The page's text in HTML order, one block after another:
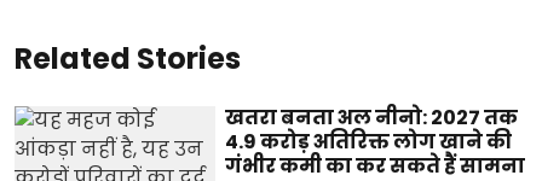
Related Stories
खतरा बनता अल नीनो: 2027 तक
4.9 करोड़ अतिरिक्त लोग खाने की
गंभीर कमी का कर सकते हैं सामना